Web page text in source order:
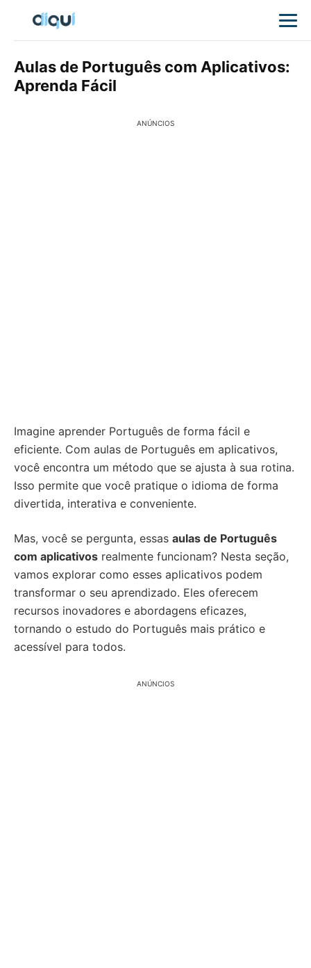
Aulas de Português com Aplicativos:
Aprenda Fácil
ANÚNCIOS
Imagine aprender Português de forma fácil e
eficiente. Com aulas de Português em aplicativos,
você encontra um método que se ajusta à sua rotina.
Isso permite que você pratique o idioma de forma
divertida, interativa e conveniente.
Mas, você se pergunta, essas aulas de Português
com aplicativos realmente funcionam? Nesta seção,
vamos explorar como esses aplicativos podem
transformar o seu aprendizado. Eles oferecem
recursos inovadores e abordagens eficazes,
tornando o estudo do Português mais prático e
acessível para todos.
ANÚNCIOS